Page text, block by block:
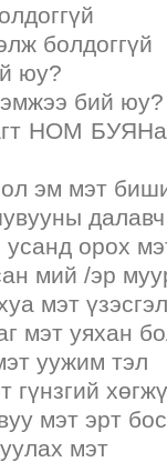
болдоггүй
юу?
бий юу?
НОМ
эм мэт
орох
мий /эр
мэт
мэт уяхан
уужим тэл
гүнзгий
мэт эрт бос
мэт